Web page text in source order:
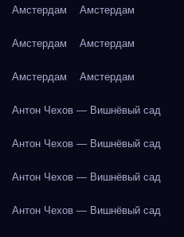
Амстердам Амстердам
Амстердам Амстердам
Амстердам Амстердам
Антон Чехов — Вишнёвый сад
Антон Чехов — Вишнёвый сад
Антон Чехов — Вишнёвый сад
Антон Чехов — Вишнёвый сад